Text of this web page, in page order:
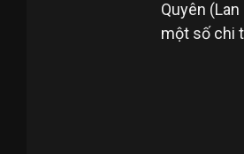
Quyên
một số chi